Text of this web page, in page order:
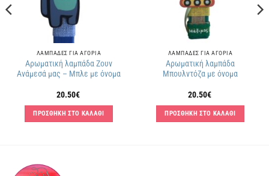
ΛΑΜΠΑΔΕΣ ΓΙΑ ΑΓΟΡΙΑ
Αρωματική λαμπάδα Ζουν
Ανάμεσά μας – Μπλε με όνομα
20.50€
ΠΡΟΣΘΗΚΗ ΣΤΟ ΚΑΛΑΘΙ
ΛΑΜΠΑΔΕΣ ΓΙΑ ΑΓΟΡΙΑ
Αρωματική λαμπάδα
Μπουλντόζα με όνομα
20.50€
ΠΡΟΣΘΗΚΗ ΣΤΟ ΚΑΛΑΘΙ